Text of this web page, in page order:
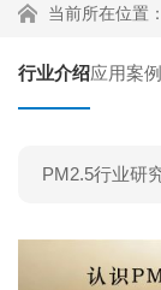
当前所在位置：
行业介绍应用案例
PM2.5行业研